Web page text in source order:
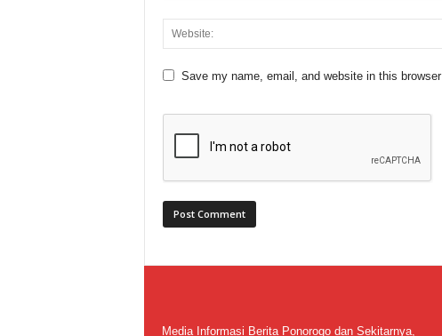
Save my name, email, and website in this
Media Informasi Berita Ponorogo dan Sekitarnya,